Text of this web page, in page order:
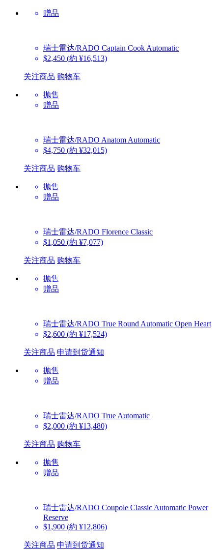
赠品
瑞士雷达/RADO Captain Cook Automatic
$2,450 (約 ¥16,513)
关注商品 购物车
抛售
赠品
瑞士雷达/RADO Anatom Automatic
$4,750 (約 ¥32,015)
关注商品 购物车
抛售
赠品
瑞士雷达/RADO Florence Classic
$1,050 (約 ¥7,077)
关注商品 购物车
抛售
赠品
瑞士雷达/RADO True Round Automatic Open Heart
$2,600 (約 ¥17,524)
关注商品 申请到货通知
抛售
赠品
瑞士雷达/RADO True Automatic
$2,000 (約 ¥13,480)
关注商品 购物车
抛售
赠品
瑞士雷达/RADO Coupole Classic Automatic Power
Reserve
$1,900 (約 ¥12,806)
关注商品 申请到货通知